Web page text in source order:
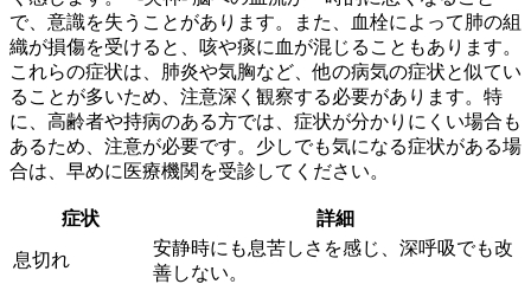
で、 意識を失う ことがあります。また、血栓によって肺の組
織が損傷を受けると、 咳や痰に血が混じる こともあります。
これらの症状は、肺炎や気胸など、他の病気の症状と似てい
る ことが多いため、注意深く観察する必要があります。特
に、高齢者や持病のある方では、症状が分かりにくい場合も
あるため、注意が必要です。少しでも気になる症状がある場
合は、早めに医療機関を受診してください。
症状 詳細
息切れ
安静時にも息苦しさを感じ、深呼吸でも改
善しない。